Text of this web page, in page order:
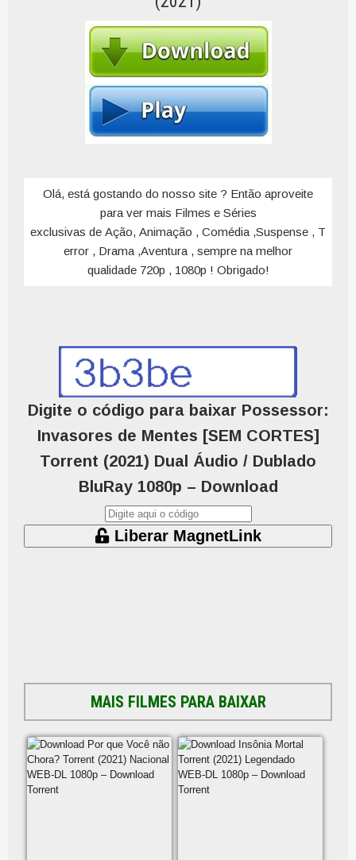
Olá, está gostando do nosso site ? Então aproveite
para ver mais Filmes e Séries
exclusivas de Ação, Animação , Comédia ,Suspense , T
error , Drama ,Aventura , sempre na melhor
qualidade 720p , 1080p ! Obrigado!
Digite o código para baixar Possessor:
Invasores de Mentes [SEM CORTES]
Torrent (2021) Dual Áudio / Dublado
BluRay 1080p – Download
Liberar MagnetLink
MAIS FILMES PARA BAIXAR